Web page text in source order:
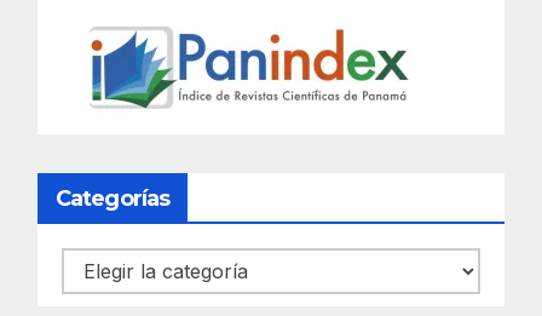
Categorías
Categorías